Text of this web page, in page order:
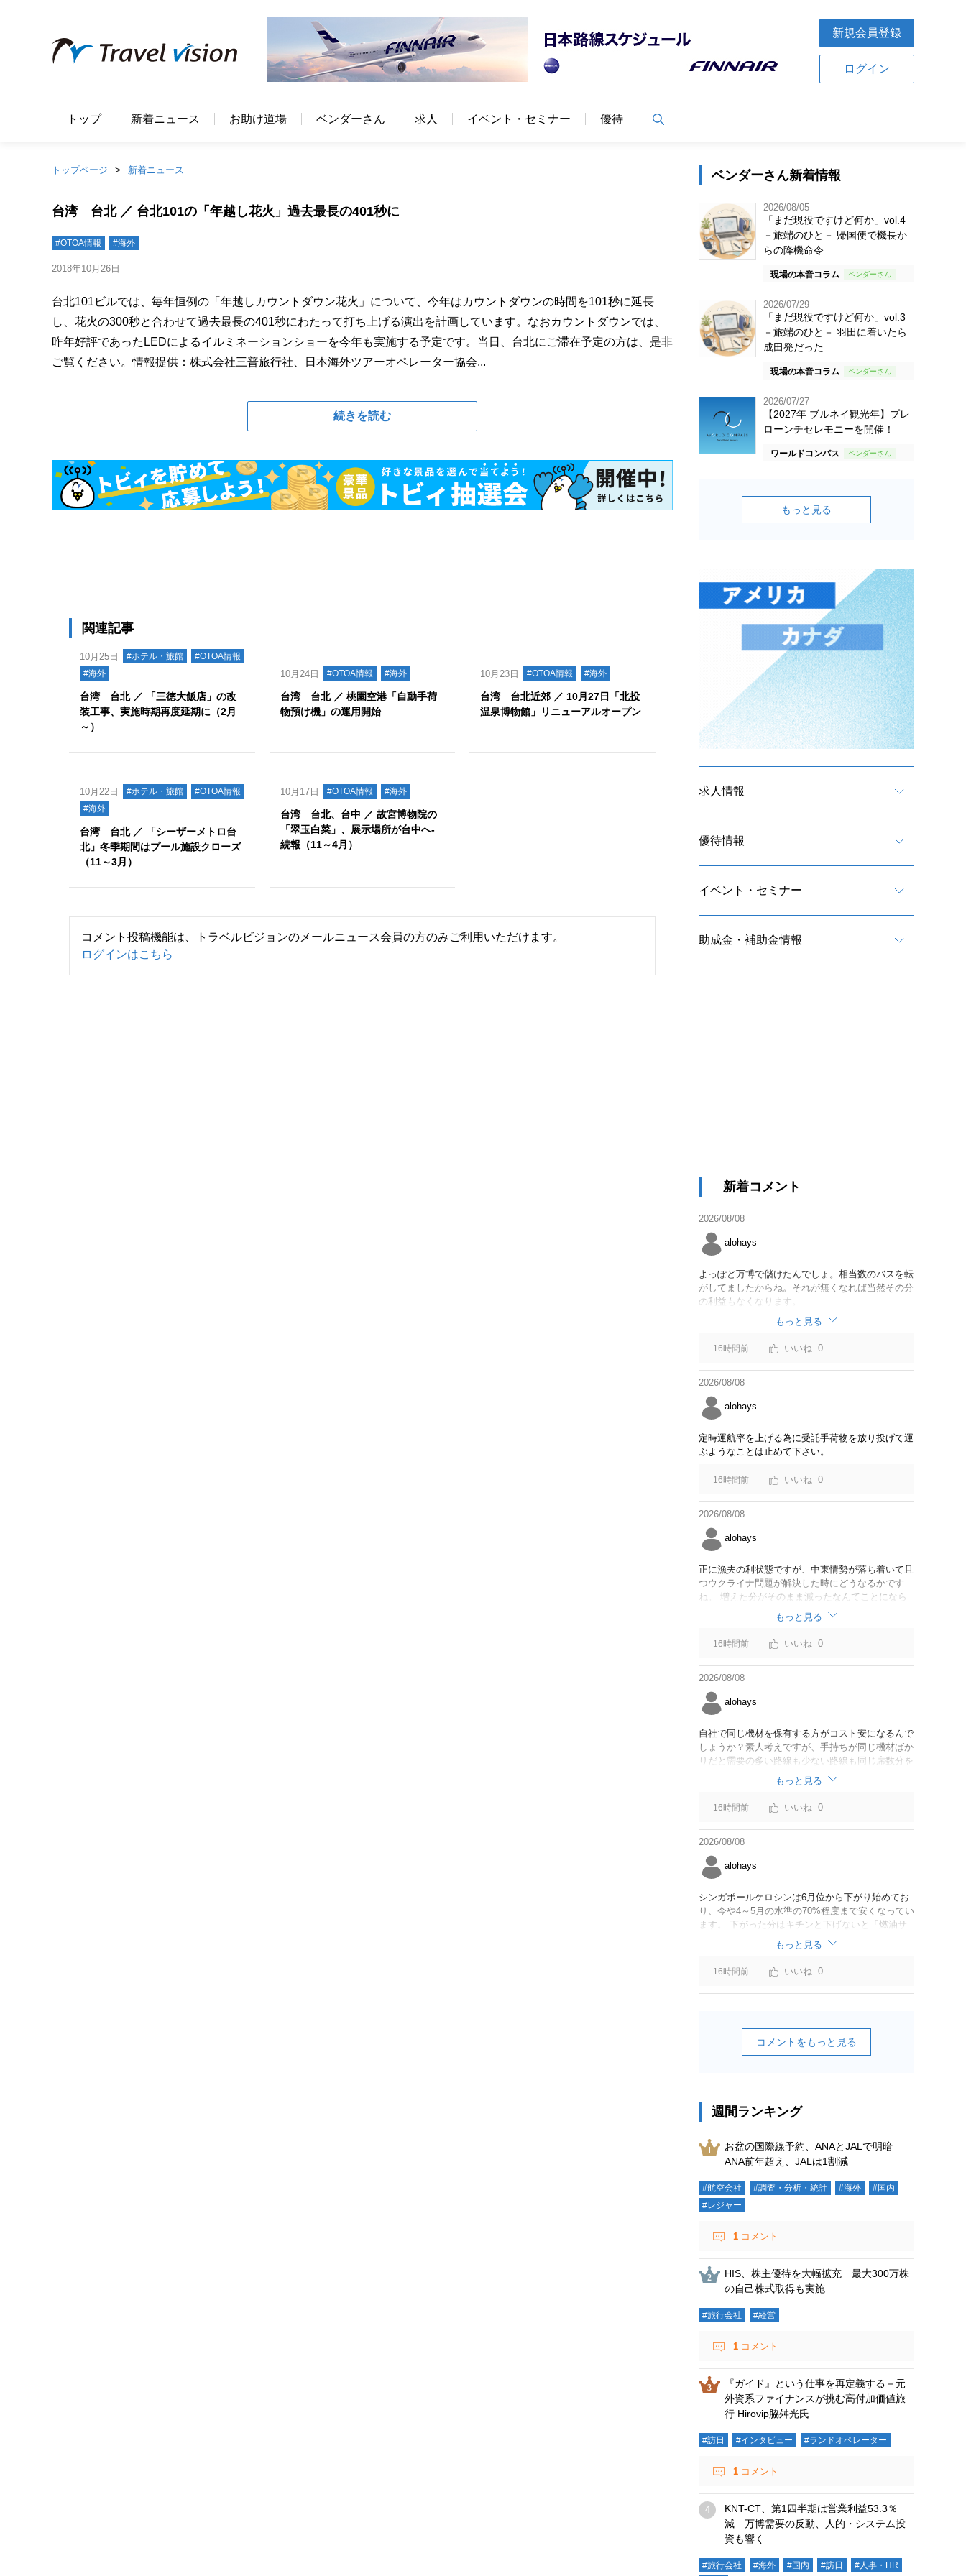
新規会員登録
ログイン
トップ 新着ニュース お助け道場 ベンダーさん 求人 イベント・セミナー 優待
トップページ 新着ニュース
台湾 台北 ／ 台北101の「年越し花火」過去最長の401秒に
#OTOA情報 #海外
2018年10月26日
台北101ビルでは、毎年恒例の「年越しカウントダウン花火」について、今年はカウントダウンの時間を101秒に延長
し、花火の300秒と合わせて過去最長の401秒にわたって打ち上げる演出を計画しています。なおカウントダウンでは、
昨年好評であったLEDによるイルミネーションショーを今年も実施する予定です。当日、台北にご滞在予定の方は、是非
ご覧ください。情報提供：株式会社三普旅行社、日本海外ツアーオペレーター協会...
続きを読む
関連記事
10月25日 #ホテル・旅館
#OTOA情報
#海外
台湾 台北 ／ 「三徳大飯店」の改
装工事、実施時期再度延期に（2月
～）
10月24日 #OTOA情報 #海外
台湾 台北 ／ 桃園空港「自動手荷
物預け機」の運用開始
10月23日 #OTOA情報 #海外
台湾 台北近郊 ／ 10月27日「北投
温泉博物館」リニューアルオープン
10月22日 #ホテル・旅館
#OTOA情報
#海外
台湾 台北 ／ 「シーザーメトロ台
北」冬季期間はプール施設クローズ
（11～3月）
10月17日 #OTOA情報 #海外
台湾 台北、台中 ／ 故宮博物院の
「翠玉白菜」、展示場所が台中へ‐
続報（11～4月）
コメント投稿機能は、トラベルビジョンのメールニュース会員の方のみご利用いただけます。
ログインはこちら
ベンダーさん新着情報
2026/08/05
「まだ現役ですけど何か」vol.4
－旅端のひと－ 帰国便で機長か
らの降機命令
現場の本音コラム
2026/07/29
「まだ現役ですけど何か」vol.3
－旅端のひと－ 羽田に着いたら
成田発だった
現場の本音コラム
2026/07/27
【2027年 ブルネイ観光年】プレ
ローンチセレモニーを開催！
ワールドコンパス
もっと見る
求人情報
優待情報
イベント・セミナー
助成金・補助金情報
新着コメント
2026/08/08
alohays
よっぽど万博で儲けたんでしょ。相当数のバスを転
がしてましたからね。それが無くなれば当然その分
の利益もなくなります。
もっと見る
16時間前 0
2026/08/08
alohays
定時運航率を上げる為に受託手荷物を放り投げて運
ぶようなことは止めて下さい。
16時間前 0
2026/08/08
alohays
正に漁夫の利状態ですが、中東情勢が落ち着いて且
つウクライナ問題が解決した時にどうなるかです
ね。 増えた分がそのまま減ったなんてことになら
なければいいですが。
もっと見る
16時間前 0
2026/08/08
alohays
自社で同じ機材を保有する方がコスト安になるんで
しょうか？素人考えですが、手持ちが同じ機材ばか
りだと需要の多い路線も少ない路線も同じ席数分を
供給することになるので、需要が多い路線には大型
機材を当て、少ない路線には小型機材を当てるな
ど、席数を調整するにはリース契約の方が対応しや
すいと思いました。
もっと見る
16時間前 0
2026/08/08
alohays
シンガポールケロシンは6月位から下がり始めてお
り、今や4～5月の水準の70%程度まで安くなってい
ます。 下がった分はキチンと下げないと「燃油サ
ーチャージ＝利益」と判断されますよ。
もっと見る
16時間前 0
コメントをもっと見る
週間ランキング
お盆の国際線予約、ANAとJALで明暗
ANA前年超え、JALは1割減
#航空会社 #調査・分析・統計 #海外
#国内
#レジャー
1 コメント
HIS、株主優待を大幅拡充 最大300万株
の自己株式取得も実施
#旅行会社 #経営
1 コメント
『ガイド』という仕事を再定義する－元
外資系ファイナンスが挑む高付加価値旅
行 Hirovip脇舛光氏
#訪日 #インタビュー #ランドオペレーター
1 コメント
KNT-CT、第1四半期は営業利益53.3％
減 万博需要の反動、人的・システム投
資も響く
#旅行会社 #海外 #国内 #訪日 #人事・HR